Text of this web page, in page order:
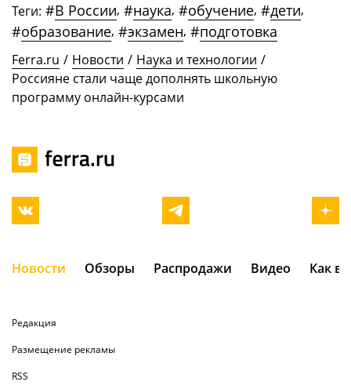
Теги: #В России, #наука, #обучение, #дети,
#образование, #экзамен, #подготовка
Ferra.ru / Новости / Наука и технологии /
Россияне стали чаще дополнять школьную
программу онлайн-курсами
Новости Обзоры Распродажи Видео Как
Редакция
Размещение рекламы
RSS